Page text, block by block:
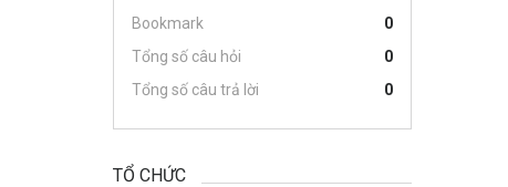
Bookmark
0
Tổng số câu hỏi
0
Tổng số câu trả lời
0
TỔ CHỨC